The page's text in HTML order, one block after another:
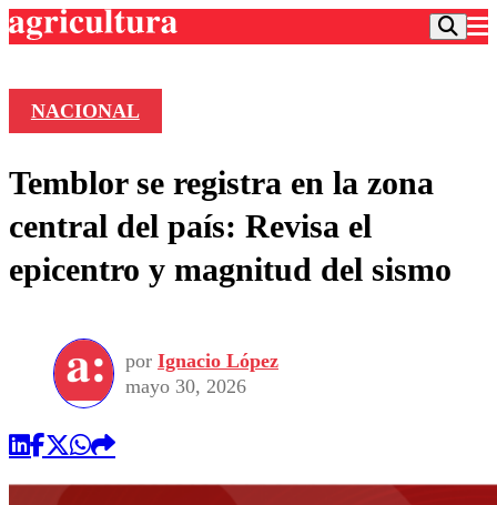
Frecuencias
Agricultura TV
Deportes
Colo Colo
Seleccion Chilena
Torneo Internacional
Universidad de Chile
Entretención
Economía
Internacional
Sustentabilidad
Publicaciones en medios
Opinión
NACIONAL
Temblor se registra en la zona
central del país: Revisa el
epicentro y magnitud del sismo
por Ignacio López
mayo 30, 2026